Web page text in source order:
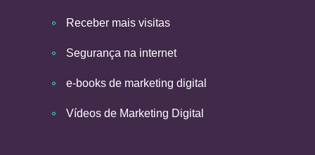
Receber mais visitas
Segurança na internet
e-books de marketing digital
Vídeos de Marketing Digital